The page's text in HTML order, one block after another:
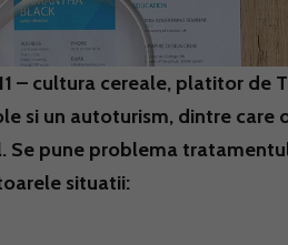
– cultura cereale, platitor de
si un autoturism, dintre care
pune problema
situatii: